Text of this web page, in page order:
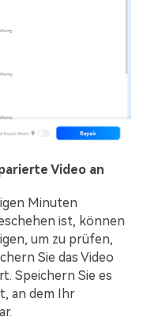
Video an
Minuten
ist, können
um zu prüfen,
Sie das Video
Speichern Sie es
an dem Ihr